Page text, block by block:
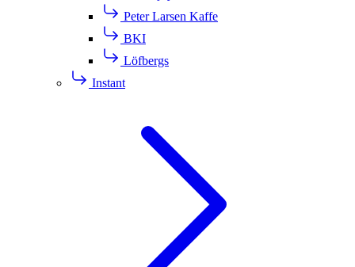
Peter Larsen Kaffe
BKI
Löfbergs
Instant